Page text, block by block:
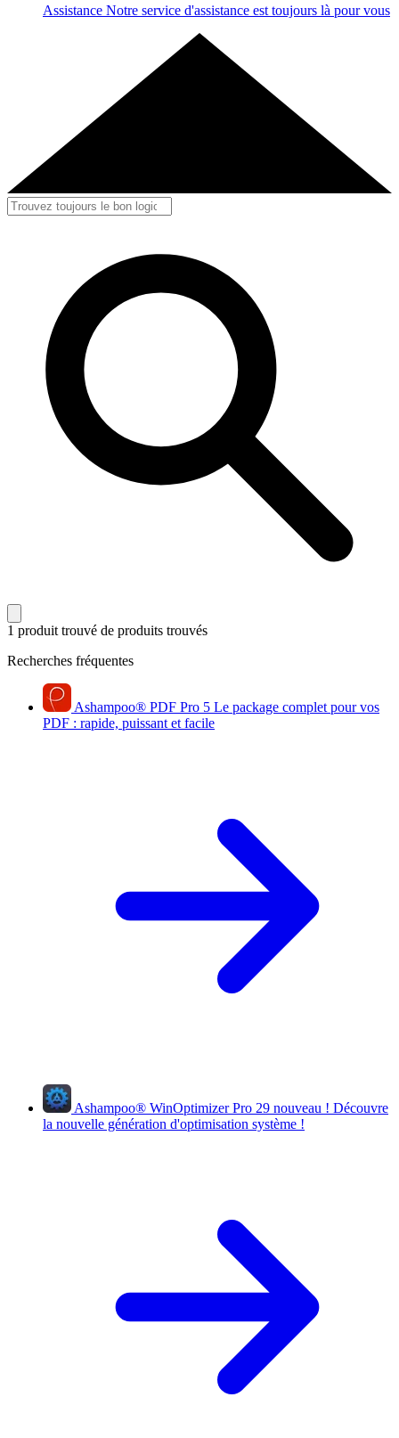
Assistance Notre service d'assistance est toujours là pour vous
1 produit trouvé de produits trouvés
Recherches fréquentes
Ashampoo® PDF Pro 5 Le package complet pour vos
PDF : rapide, puissant et facile
Ashampoo® WinOptimizer Pro 29 nouveau ! Découvre
la nouvelle génération d'optimisation système !